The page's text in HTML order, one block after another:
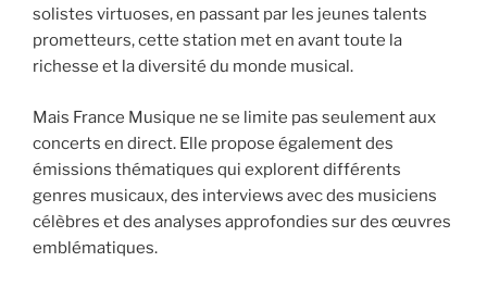
solistes virtuoses, en passant par les jeunes talents
prometteurs, cette station met en avant toute la
richesse et la diversité du monde musical.
Mais France Musique ne se limite pas seulement aux
concerts en direct. Elle propose également des
émissions thématiques qui explorent différents
genres musicaux, des interviews avec des musiciens
célèbres et des analyses approfondies sur des œuvres
emblématiques.